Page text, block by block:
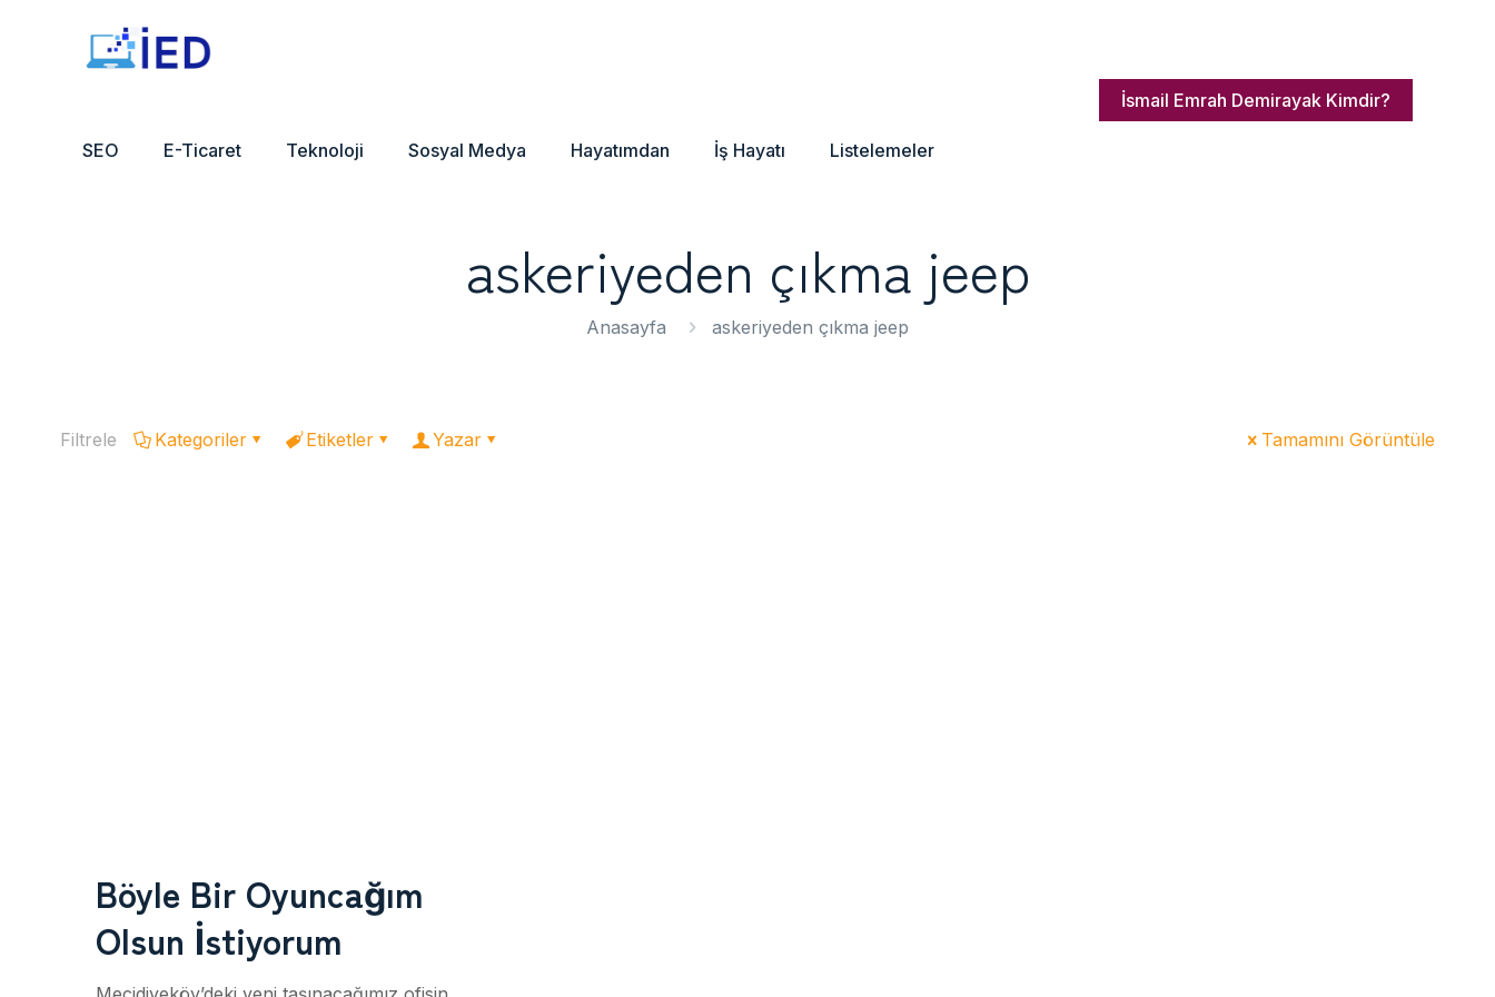
SEO E-Ticaret Teknoloji Sosyal Medya Hayatımdan İş Hayatı Listelemeler
İsmail Emrah Demirayak Kimdir?
askeriyeden çıkma jeep
Anasayfa askeriyeden çıkma jeep
Filtrele Kategoriler Etiketler Yazar Tamamını Görüntüle
Böyle Bir Oyuncağım
Olsun İstiyorum